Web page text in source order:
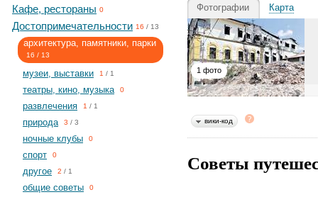
Кафе, рестораны 0
Достопримечательности 16 / 13
архитектура, памятники, парки
16 / 13
музеи, выставки 1 / 1
театры, кино, музыка 0
развлечения 1 / 1
природа 3 / 3
ночные клубы 0
спорт 0
другое 2 / 1
общие советы 0
Фотографии Карта
1 фото
вики-код
Советы